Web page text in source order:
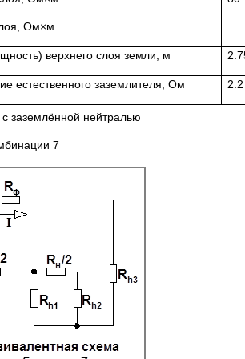
Ом×м
верхнего слоя земли, м
естественного заземлителя, Ом 2.2
с заземлённой нейтралью
7